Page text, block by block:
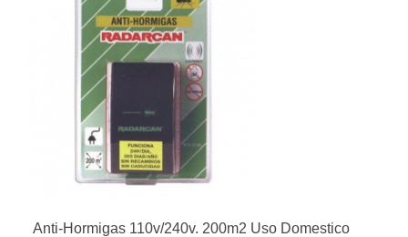
Anti-Hormigas 110v/240v. 200m2 Uso Domestico